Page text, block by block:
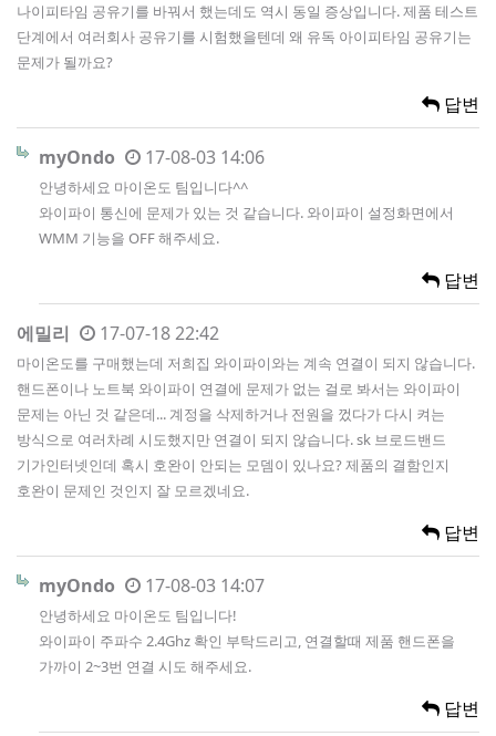
나이피타임 공유기를 바꿔서 했는데도 역시 동일 증상입니다. 제품 테스트
단계에서 여러회사 공유기를 시험했을텐데 왜 유독 아이피타임 공유기는
문제가 될까요?
답변
myOndo 17-08-03 14:06
안녕하세요 마이온도 팀입니다^^
와이파이 통신에 문제가 있는 것 같습니다. 와이파이 설정화면에서
WMM 기능을 OFF 해주세요.
답변
에밀리 17-07-18 22:42
마이온도를 구매했는데 저희집 와이파이와는 계속 연결이 되지 않습니다.
핸드폰이나 노트북 와이파이 연결에 문제가 없는 걸로 봐서는 와이파이
문제는 아닌 것 같은데... 계정을 삭제하거나 전원을 껐다가 다시 켜는
방식으로 여러차례 시도했지만 연결이 되지 않습니다. sk 브로드밴드
기가인터넷인데 혹시 호완이 안되는 모뎀이 있나요? 제품의 결함인지
호완이 문제인 것인지 잘 모르겠네요.
답변
myOndo 17-08-03 14:07
안녕하세요 마이온도 팀입니다!
와이파이 주파수 2.4Ghz 확인 부탁드리고, 연결할때 제품 핸드폰을
가까이 2~3번 연결 시도 해주세요.
답변